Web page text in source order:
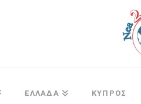
ΕΛΛΑΔΑ ΚΥΠΡΟΣ